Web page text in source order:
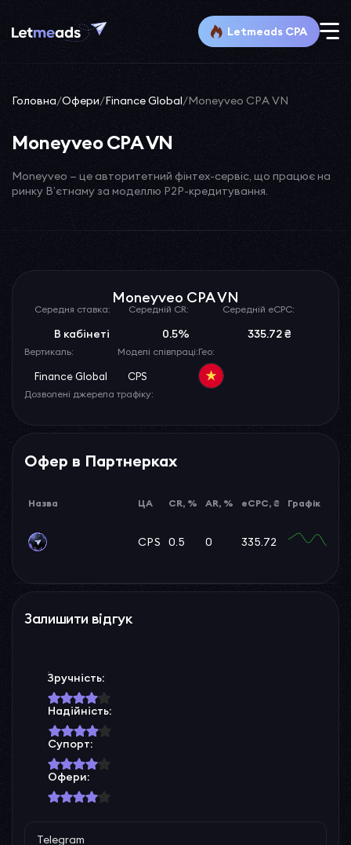
Letmeads CPA
Головна/Офери/Finance Global/Moneyveo CPA VN
Moneyveo CPA VN
Moneyveo — це авторитетний фінтех-сервіс, що працює на
ринку В’єтнаму за моделлю P2P-кредитування.
Moneyveo CPA VN
Середня ставка:
В кабінеті
Середній CR:
0.5%
Середній eCPC:
335.72 ₴
Вертикаль:
Finance Global
Моделі співпраці:
CPS
Гео:
Дозволені джерела трафіку:
Офер в Партнерках
Назва ЦА CR, % AR, % eCPC, ₴ Графік
CPS 0.5 0 335.72
Залишити відгук
Зручність:
Надійність:
Супорт:
Офери: